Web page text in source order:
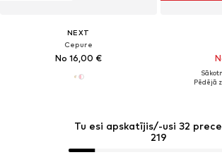
NEXT
Cepure
No 16,00 €
Pēdējā
Tu esi apskatījis/-usi 32
219